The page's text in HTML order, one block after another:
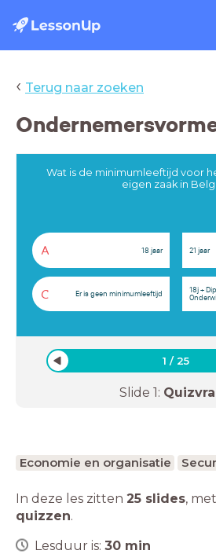
‹ Terug naar zoeken
Wat is de minimumleeftijd voor
eigen zaak in
A 18 jaar 21 jaar
C Er is geen minimumleeftijd
18j +
1 /25
Slide 1:
Economie en organisatie
In deze les zitten 25 slides, met
quizzen.
Lesduur is: 30 min